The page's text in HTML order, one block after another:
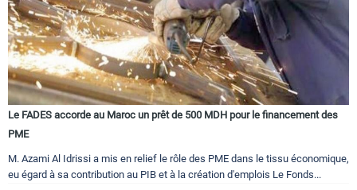
Le FADES accorde au Maroc un prêt de 500 MDH pour le financement des
PME
M. Azami Al Idrissi a mis en relief le rôle des PME dans le tissu économique,
eu égard à sa contribution au PIB et à la création d'emplois Le Fonds...